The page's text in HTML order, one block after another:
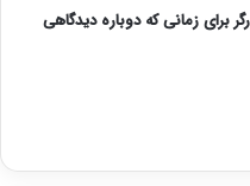
برای زمانی که دوباره دیدگاهی